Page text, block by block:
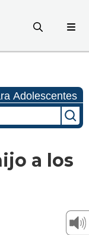
Adolescentes
a los